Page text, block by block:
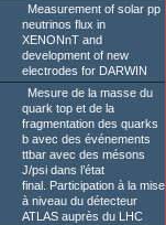
Measurement of solar pp
neutrinos flux in
XENONnT and
development of new
electrodes for DARWIN
Mesure de la masse du
quark top et de la
fragmentation des quarks
b avec des événements
ttbar avec des mésons
J/psi dans l’état
final. Participation à la mise
à niveau du détecteur
ATLAS auprès du LHC